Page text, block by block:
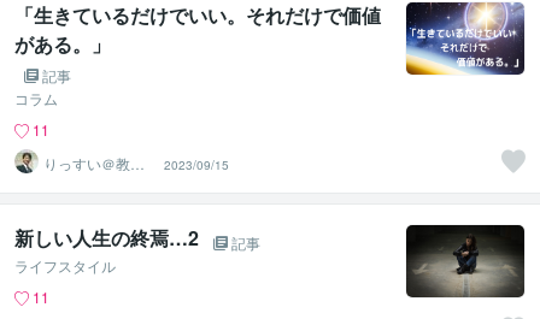
「生きているだけでいい。それだけで価値
がある。」
記事
コラム
11
りっすい＠教
育・心理相談室
2023/09/15
新しい人生の終焉…2
記事
ライフスタイル
11